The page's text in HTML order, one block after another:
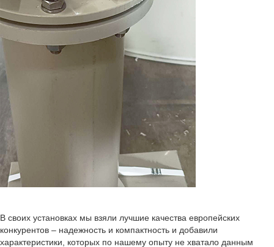
В своих установках мы взяли лучшие качества европейских
конкурентов – надежность и компактность и добавили
характеристики, которых по нашему опыту не хватало данным